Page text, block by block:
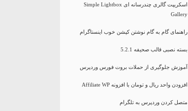
اسکریپت گالری چندرسانه ای Simple Lightbox
Gallery
راهنمای گام به گام نوشتن کپشن خوب اینستاگرام
بسته نصبی قالب صحیفه 5.2.1
آموزش جلوگیری از حملات بروت فورس وردپرس
افزودن واحد ریال و تومان با افزونه Affiliate WP
متصل کردن وردپرس به تلگرام